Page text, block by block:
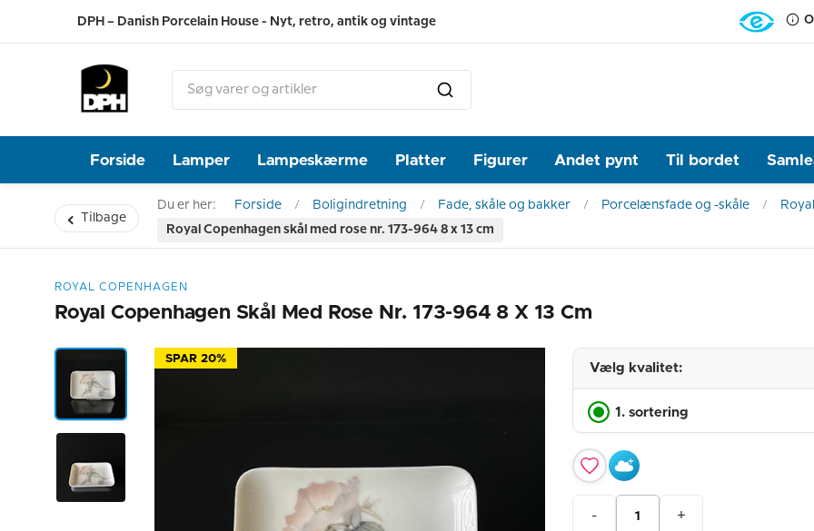
DPH – Danish Porcelain House - Nyt, retro, antik og vintage
Forside Lamper Lampeskærme Platter Figurer Andet pynt Til bordet
Tilbage
Du er her: Forside Boligindretning Fade, skåle og bakker Porcelænsfade og -skåle
Royal Copenhagen skål med rose nr. 173-964 8 x 13 cm
ROYAL COPENHAGEN
Royal Copenhagen Skål Med Rose Nr. 173-964 8 X 13 Cm
SPAR 20%
Vælg kvalitet:
1. sortering
- +